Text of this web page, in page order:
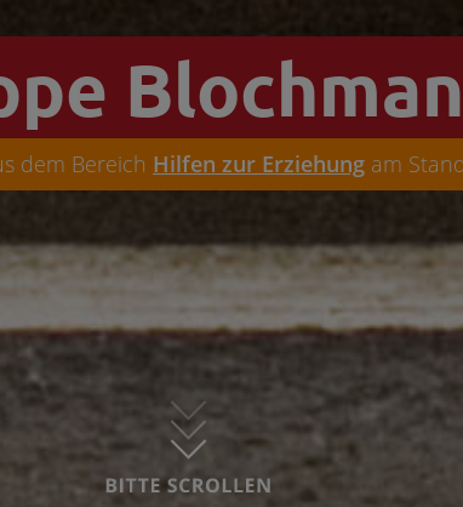
dem Bereich Hilfen zur Erziehung am